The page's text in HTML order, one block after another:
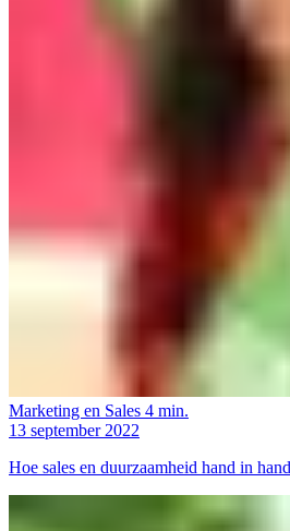
Marketing en Sales 4 min.
13 september 2022
Hoe sales en duurzaamheid hand in